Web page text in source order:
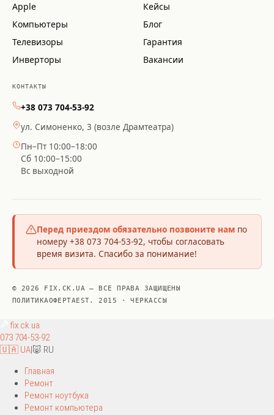
Apple
Компьютеры
Телевизоры
Инверторы
Кейсы
Блог
Гарантия
Вакансии
КОНТАКТЫ
+38 073 704-53-92
ул. Симоненко, 3 (возле Драмтеатра)
Пн–Пт 10:00–18:00
Сб 10:00–15:00
Вс выходной
Перед приездом обязательно позвоните нам по
номеру +38 073 704-53-92, чтобы согласовать
время визита. Спасибо за понимание!
© 2026 FIX.CK.UA — ВСЕ ПРАВА ЗАЩИЩЕНЫ
ПОЛИТИКАОФЕРТАEST. 2015 · ЧЕРКАССЫ
fix.ck.ua
073 704-53-92
🇺🇦 UA|🐷 RU
Главная
Ремонт
Ремонт ноутбука
Ремонт компьютера